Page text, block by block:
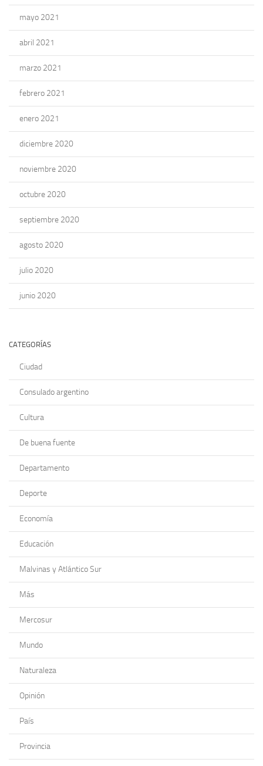
mayo 2021
abril 2021
marzo 2021
febrero 2021
enero 2021
diciembre 2020
noviembre 2020
octubre 2020
septiembre 2020
agosto 2020
julio 2020
junio 2020
CATEGORÍAS
Ciudad
Consulado argentino
Cultura
De buena fuente
Departamento
Deporte
Economía
Educación
Malvinas y Atlántico Sur
Más
Mercosur
Mundo
Naturaleza
Opinión
País
Provincia